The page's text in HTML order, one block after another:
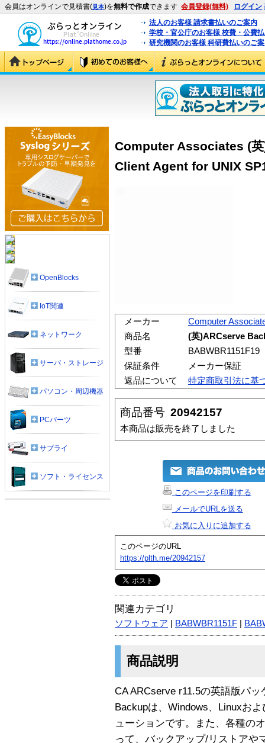
会員はオンラインで見積書(見本)を無料で作成できます 会員登録(無料) ログイン
法人のお客様 請求書払いのご案内
学校・官公庁のお客様 校費・公費
研究機関のお客様 科研費払いのご
Computer Associates (
Client Agent for UNIX
メーカー
Computer
商品名
(英)ARCserve
型番
BABWBR1151F19
保証条件
メーカー保証
返品について
特定商取引法に基
商品番号 20942157
本商品は販売を終了しました
このページを印刷する
メールでURLを送る
お気に入りに追加する
このページのURL
https://plth.me/20942157
関連カテゴリ
ソフトウェア BABWBR1151F
商品説明
CA ARCserve r11.5の英語版パ
Backupは、Windows、Linuxお
ューションです。また、各種の
って、バックアップ/リストアや
OpenBlocks
IoT関連
ネットワーク
サーバ・ストレージ
パソコン・周辺機器
PCパーツ
サプライ
ソフト・ライセンス